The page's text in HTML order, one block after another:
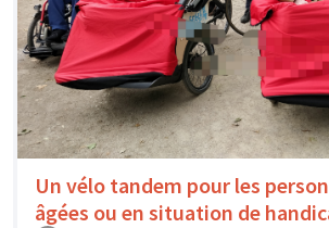
Un vélo tandem pour les
âgées ou en situation de